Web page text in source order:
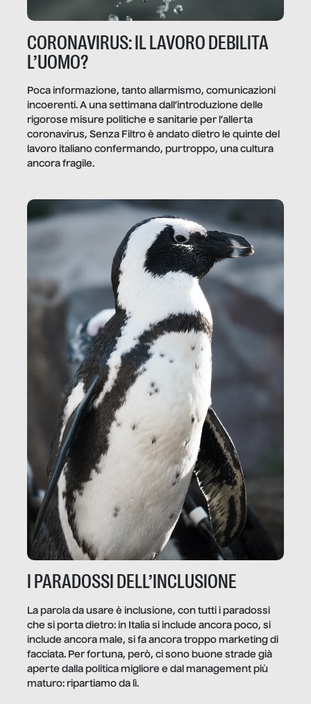
CORONAVIRUS: IL LAVORO DEBILITA
L’UOMO?
Poca informazione, tanto allarmismo, comunicazioni
incoerenti. A una settimana dall’introduzione delle
rigorose misure politiche e sanitarie per l’allerta
coronavirus, Senza Filtro è andato dietro le quinte del
lavoro italiano confermando, purtroppo, una cultura
ancora fragile.
I PARADOSSI DELL’INCLUSIONE
La parola da usare è inclusione, con tutti i paradossi
che si porta dietro: in Italia si include ancora poco, si
include ancora male, si fa ancora troppo marketing di
facciata. Per fortuna, però, ci sono buone strade già
aperte dalla politica migliore e dal management più
maturo: ripartiamo da lì.